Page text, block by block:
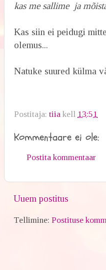
kas me sallime ja
Kas siin ei peidugi
olemus...
Natuke suured külma
Postitaja:tiia kell 13:51
Kommentaare ei ole:
Postita kommentaar
Uuem postitus
Tellimine:Postituse